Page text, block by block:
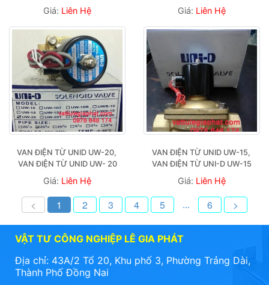
Giá: Liên Hệ Giá: Liên Hệ
VAN ĐIỆN TỪ UNID UW-20,
VAN ĐIỆN TỪ UNID UW- 20
Giá: Liên Hệ
VAN ĐIỆN TỪ UNID UW-15,
VAN ĐIỆN TỪ UNI-D UW-15
Giá: Liên Hệ
< 1 2 3 4 5 ... 6 >
VẬT TƯ CÔNG NGHIỆP LÊ GIA PHÁT
Địa chỉ: 43A/2 Tổ 20, Khu phố 3, Phường Trảng Dài,
Thành Phố Đồng Nai